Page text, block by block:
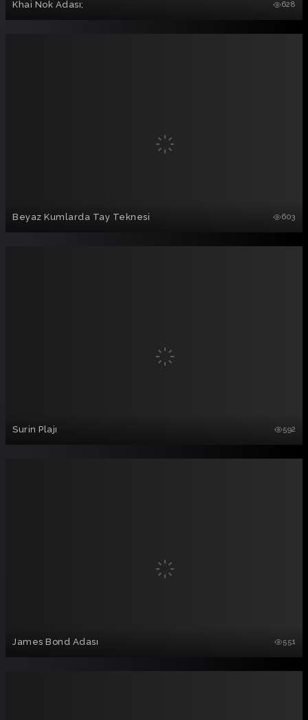
Khai Nok Adası; 628
Beyaz Kumlarda Tay Teknesi 603
Surin Plajı 592
James Bond Adası 551